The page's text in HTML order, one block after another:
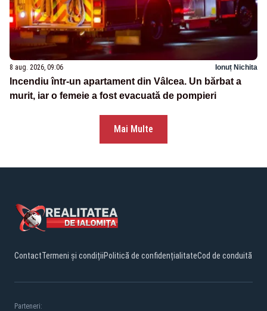
8 aug. 2026, 09:06 Ionuț Nichita
Incendiu într-un apartament din Vâlcea. Un bărbat a
murit, iar o femeie a fost evacuată de pompieri
Mai Multe
ContactTermeni și condițiiPolitică de confidențialitateCod de conduită
Parteneri: